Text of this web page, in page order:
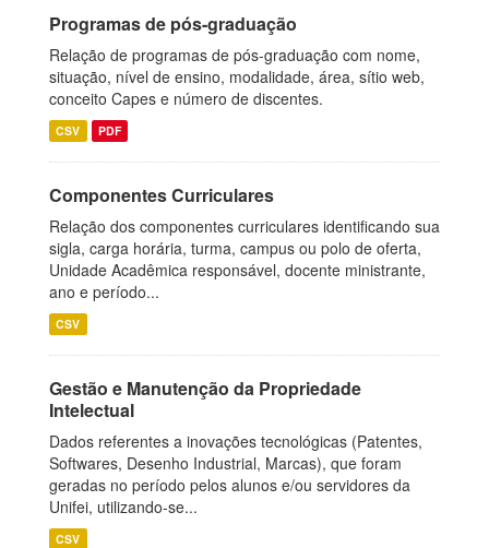
Programas de pós-graduação
Relação de programas de pós-graduação com nome,
situação, nível de ensino, modalidade, área, sítio web,
conceito Capes e número de discentes.
CSV PDF
Componentes Curriculares
Relação dos componentes curriculares identificando sua
sigla, carga horária, turma, campus ou polo de oferta,
Unidade Acadêmica responsável, docente ministrante,
ano e período...
CSV
Gestão e Manutenção da Propriedade
Intelectual
Dados referentes a inovações tecnológicas (Patentes,
Softwares, Desenho Industrial, Marcas), que foram
geradas no período pelos alunos e/ou servidores da
Unifei, utilizando-se...
CSV